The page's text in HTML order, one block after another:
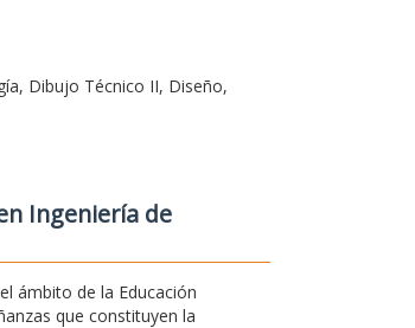
Dibujo Técnico II, Diseño,
Ingeniería de
ámbito de la Educación
que constituyen la